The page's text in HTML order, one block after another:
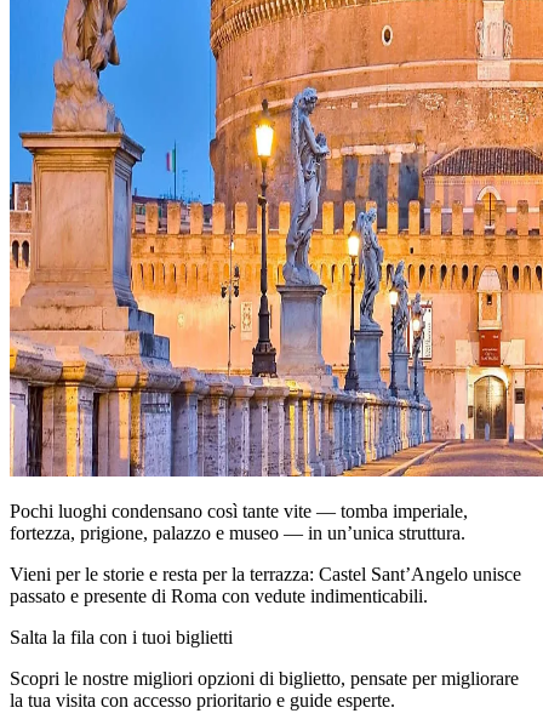
Pochi luoghi condensano così tante vite — tomba imperiale,
fortezza, prigione, palazzo e museo — in un’unica struttura.
Vieni per le storie e resta per la terrazza: Castel Sant’Angelo unisce
passato e presente di Roma con vedute indimenticabili.
Salta la fila con i tuoi biglietti
Scopri le nostre migliori opzioni di biglietto, pensate per migliorare
la tua visita con accesso prioritario e guide esperte.